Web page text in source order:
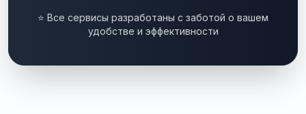
⭐ Все сервисы разработаны с заботой о вашем
удобстве и эффективности